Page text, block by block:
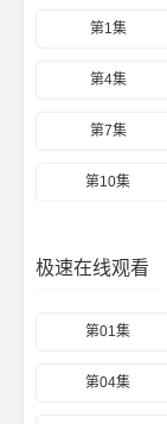
第1集
第4集
第7集
第10集
极速在线观看
第01集
第04集